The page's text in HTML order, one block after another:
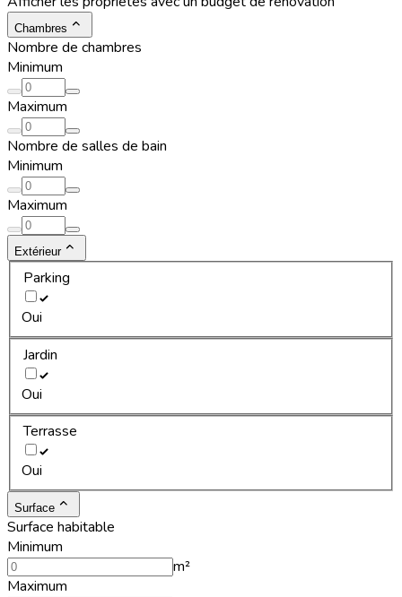
Chambres
Nombre de chambres
Minimum
Maximum
Nombre de salles de bain
Minimum
Maximum
Extérieur
Parking
Oui
Jardin
Oui
Terrasse
Oui
Surface
Surface habitable
Minimum
m²
Maximum